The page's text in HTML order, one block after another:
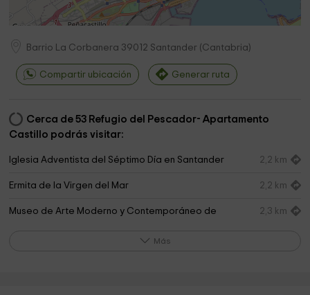
Barrio La Corbanera 39012 Santander (Cantabria)
Compartir ubicación Generar ruta
Cerca de 53 Refugio del Pescador- Apartamento
Castillo podrás visitar:
Iglesia Adventista del Séptimo Día en Santander 2,2 km
Ermita de la Virgen del Mar 2,2 km
Museo de Arte Moderno y Contemporáneo de
2,3 km
Más